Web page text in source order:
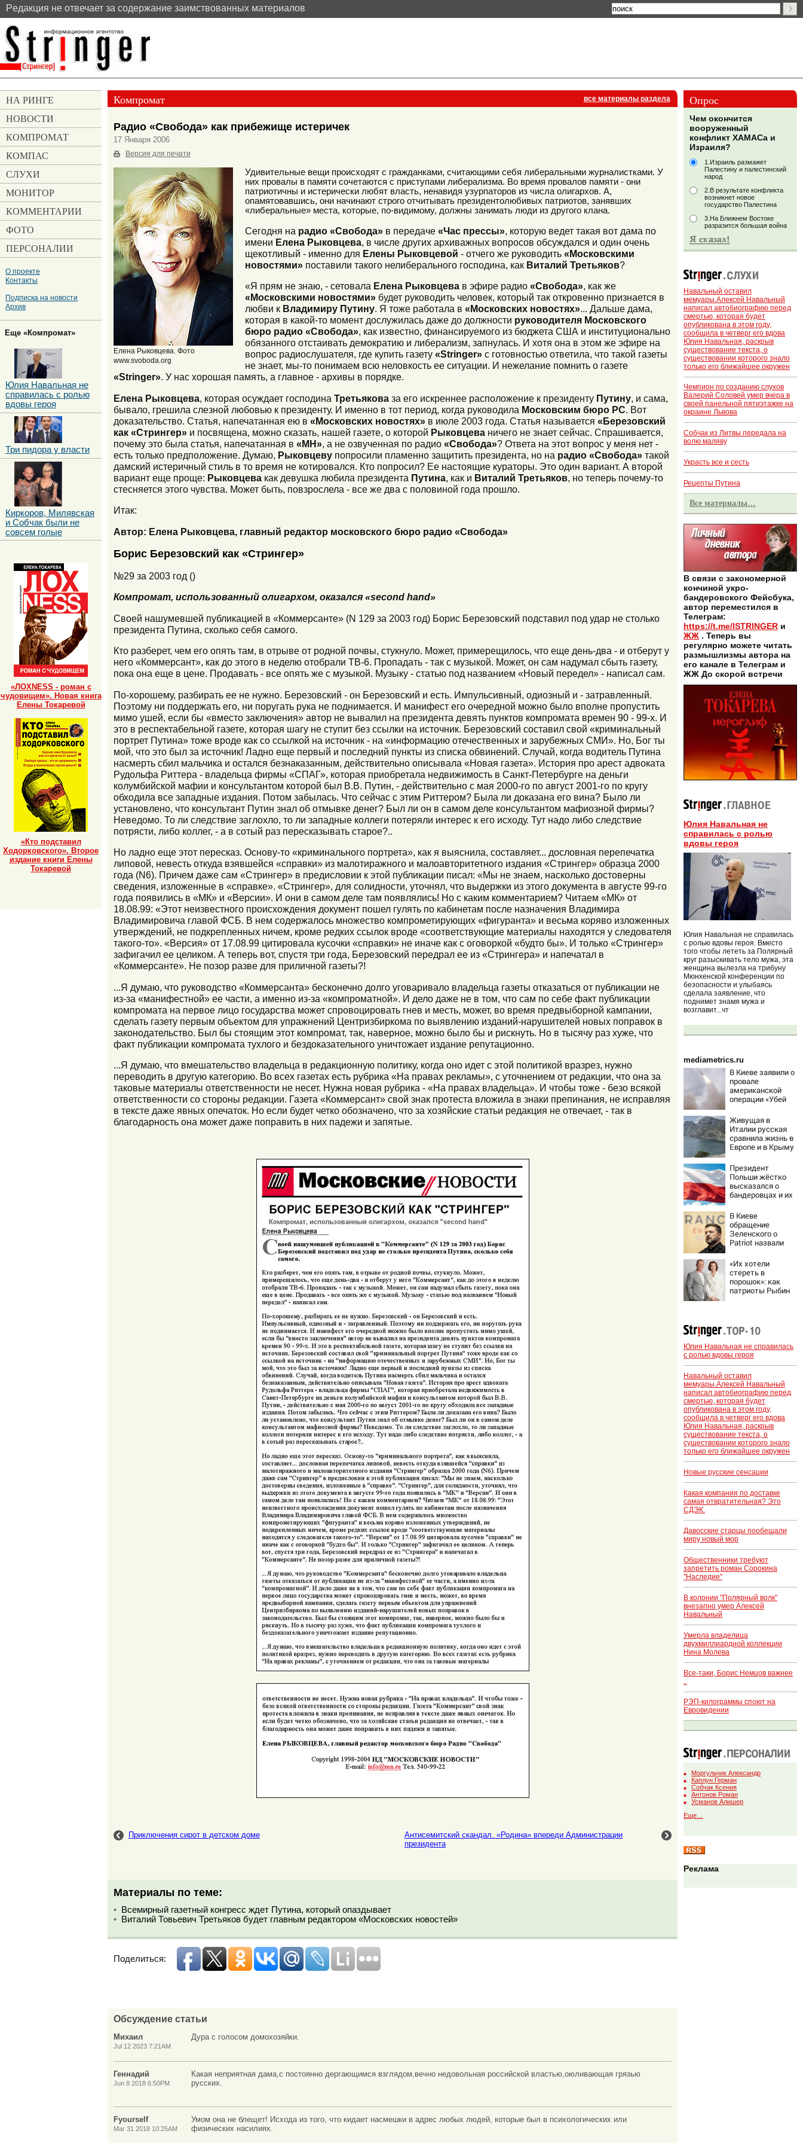
Pедакция не отвечает за содержание заимствованных материалов
Компромат все материалы раздела
Радио «Свобода» как прибежище истеричек
17 Января 2006
Версия для печати
Елена Рыковцева. Фото
www.svoboda.org
Удивительные вещи происходят с гражданками, считающими себя либеральными журналистками. У
них провалы в памяти сочетаются с приступами либерализма. Во время провалов памяти - они
патриотичны и истерически любят власть, ненавидя узурпаторов из числа олигархов. А,
опамятовавшись, они начинают строго отчитывать президентолюбивых патриотов, занявших
«либеральные» места, которые, по-видимому, должны занимать люди из другого клана.
Сегодня на радио «Свобода» в передаче «Час прессы», которую ведет такая вот дама по
имени Елена Рыковцева, в числе других архиважных вопросов обсуждался и один очень
щекотливый - именно для Елены Рыковцевой - отчего же руководить «Московскими
новостями» поставили такого нелиберального господина, как Виталий Третьяков?
«Я прям не знаю, - сетовала Елена Рыковцева в эфире радио «Свобода», как же
«Московскими новостями» будет руководить человек, который так откровенно признается в
любви к Владимиру Путину. Я тоже работала в «Московских новостях»... Дальше дама,
которая в какой-то момент дослужилась даже до должности руководителя Московского
бюро радио «Свобода», как известно, финансируемого из бюджета США и институционально
обязанного отстаивать демократию и либерализм, запнулась. И хотя она в этом же эфире на
вопрос радиослушателя, где купить газету «Stringer» с готовностью ответила, что такой газеты
не знает, мы-то понимаем всю неловкость ее ситуации. И нежелание помнить о газете
«Stringer». У нас хорошая память, а главное - архивы в порядке.
Елена Рыковцева, которая осуждает господина Третьякова за его искреннее расположение к президенту Путину, и сама,
бывало, грешила слезной любовью к президенту. И именно в тот период, когда руководила Московским бюро РС. Вот
доказательство. Статья, напечатанная ею в «Московских новостях» в июле 2003 года. Статья называется «Березовский
как «Стрингер» и посвящена, можно сказать, нашей газете, о которой Рыковцева ничего не знает сейчас. Спрашивается,
почему это была статья, напечатанная в «МН», а не озвученная по радио «Свобода»? Ответа на этот вопрос у меня нет -
есть только предположение. Думаю, Рыковцеву попросили пламенно защитить президента, но на радио «Свобода» такой
дамский истеричный стиль в то время не котировался. Кто попросил? Ее настоящие кураторы. Это один вариант. А второй
вариант еще проще: Рыковцева как девушка любила президента Путина, как и Виталий Третьяков, но теперь почему-то
стесняется этого чувства. Может быть, повзрослела - все же два с половиной года прошло.
Итак:
Автор: Елена Рыковцева, главный редактор московского бюро радио «Свобода»
Борис Березовский как «Стрингер»
№29 за 2003 год ()
Компромат, использованный олигархом, оказался «second hand»
Своей нашумевшей публикацией в «Коммерсанте» (N 129 за 2003 год) Борис Березовский подставил под удар не столько
президента Путина, сколько себя самого.
Кто разберет, чем его опять там, в отрыве от родной почвы, стукнуло. Может, примерещилось, что еще день-два - и отберут у
него «Коммерсант», как до этого в неделю отобрали ТВ-6. Пропадать - так с музыкой. Может, он сам надумал сбыть газету,
пока она еще в цене. Продавать - все опять же с музыкой. Музыку - статью под названием «Новый передел» - написал сам.
По-хорошему, разбирать ее не нужно. Березовский - он Березовский и есть. Импульсивный, одиозный и - затравленный.
Поэтому ни поддержать его, ни поругать рука не поднимается. И манифест его очередной можно было вполне пропустить
мимо ушей, если бы «вместо заключения» автор не вывалил на президента девять пунктов компромата времен 90 - 99-х. И
это в респектабельной газете, которая шагу не ступит без ссылки на источник. Березовский составил свой «криминальный
портрет Путина» тоже вроде как со ссылкой на источник - на «информацию отечественных и зарубежных СМИ». Но, Бог ты
мой, что это был за источник! Ладно еще первый и последний пункты из списка обвинений. Случай, когда водитель Путина
насмерть сбил мальчика и остался безнаказанным, действительно описывала «Новая газета». История про арест адвоката
Рудольфа Риттера - владельца фирмы «СПАГ», которая приобретала недвижимость в Санкт-Петербурге на деньги
колумбийской мафии и консультантом которой был В.В. Путин, - действительно с мая 2000-го по август 2001-го по кругу
обходила все западные издания. Потом забылась. Что сейчас с этим Риттером? Была ли доказана его вина? Было ли
установлено, что консультант Путин знал об отмывке денег? Был ли он в самом деле консультантом мафиозной фирмы?
Неведомо. То ли следствие заглохло, то ли западные коллеги потеряли интерес к его исходу. Тут надо либо следствие
потрясти, либо коллег, - а в сотый раз пересказывать старое?..
Но ладно еще этот пересказ. Основу-то «криминального портрета», как я выяснила, составляет... дословная перепечатка
липовой, невесть откуда взявшейся «справки» из малотиражного и малоавторитетного издания «Стрингер» образца 2000
года (N6). Причем даже сам «Стрингер» в предисловии к этой публикации писал: «Мы не знаем, насколько достоверны
сведения, изложенные в «справке». «Стрингер», для солидности, уточнял, что выдержки из этого документа в августе 99-го
года появились в «МК» и «Версии». И они в самом деле там появлялись! Но с каким комментарием? Читаем «МК» от
18.08.99: «Этот неизвестного происхождения документ пошел гулять по кабинетам после назначения Владимира
Владимировича главой ФСБ. В нем содержалось множество компрометирующих «фигуранта» и весьма коряво изложенных
утверждений, не подкрепленных ничем, кроме редких ссылок вроде «соответствующие материалы находятся у следователя
такого-то». «Версия» от 17.08.99 цитировала кусочки «справки» не иначе как с оговоркой «будто бы». И только «Стрингер»
зафигачил ее целиком. А теперь вот, спустя три года, Березовский передрал ее из «Стрингера» и напечатал в
«Коммерсанте». Не позор разве для приличной газеты?!
...Я думаю, что руководство «Коммерсанта» бесконечно долго уговаривало владельца газеты отказаться от публикации не
из-за «манифестной» ее части, а именно из-за «компроматной». И дело даже не в том, что сам по себе факт публикации
компромата на первое лицо государства может спровоцировать гнев и месть, может, во время предвыборной кампании,
сделать газету первым объектом для упражнений Центризбиркома по выявлению изданий-нарушителей новых поправок в
законодательство. Был бы стоящим этот компромат, так, наверное, можно было бы и рискнуть. Но в тысячу раз хуже, что
факт публикации компромата тухлого и бездоказательного уничтожает издание репутационно.
...Я думаю, что вмешательство владельца в редакционную политику, когда оно идет с этой политикой вразрез, нужно
переводить в другую категорию. Во всех газетах есть рубрика «На правах рекламы», с уточнением от редакции, что она за
таковые материалы ответственности не несет. Нужна новая рубрика - «На правах владельца». И чтобы тоже - безо всякой
ответственности со стороны редакции. Газета «Коммерсант» свой знак протеста вложила в знаки препинания, не исправляя
в тексте даже явных опечаток. Но если будет четко обозначено, что за хозяйские статьи редакция не отвечает, - так в
благодарность она может даже поправить в них падежи и запятые.
Приключения сирот в детском доме
Антисемитский скандал. «Родина» впереди Администрации
президента
Материалы по теме:
Всемирный газетный конгресс ждет Путина, который опаздывает
Виталий Товьевич Третьяков будет главным редактором «Московских новостей»
Поделиться:
Обсуждение статьи
Михаил
Jul 12 2023 7:21AM
Дура с голосом домохозяйки.
Геннадий
Jun 8 2018 6:50PM
Какая неприятная дама,с постоянно дергающимся взглядом,вечно недовольная российской властью,оюливающая грязью
русских.
Fyourself
Mar 31 2018 10:25AM
Умом она не блещет! Исхода из того, что кидает насмешки в адрес любых людей, которые был в психологических или
физических насилиях.
Опрос
Чем окончится
вооруженный
конфликт ХАМАСа и
Израиля?
1.Израиль размажет
Палестину и палестинский
народ
2.В результате конфликта
возникнет новое
государство Палестина
3.На Ближнем Востоке
разразится большая война
Навальный оставил
мемуары.Алексей Навальный
написал автобиографию перед
смертью, которая будет
опубликована в этом году,
сообщила в четверг его вдова
Юлия Навальная, раскрыв
существование текста, о
существовании которого знало
только его ближайшее окружен
Чемпион по созданию слухов
Валерий Соловей умер вчера в
своей панельной пятиэтажке на
окраине Львова
Собчак из Литвы передала на
волю маляву
Украсть все и сесть
Рецепты Путина
Все материалы…
В связи с закономерной
кончиной укро-
бандеровского Фейсбука,
автор переместился в
Телеграм:
https://t.me/ISTRINGER и
ЖЖ . Теперь вы
регулярно можете читать
размышлизмы автора на
его канале в Телеграм и
ЖЖ До скорой встречи
Юлия Навальная не
справилась с ролью
вдовы героя
Юлия Навальная не справилась
с ролью вдовы героя. Вместо
того чтобы лететь за Полярный
круг разыскивать тело мужа, эта
женщина вылезла на трибуну
Мюнхенской конференции по
безопасности и улыбаясь
сделала заявление, что
поднимет знамя мужа и
возглавит...чт
mediametrics.ru
В Киеве заявили о
провале
американской
операции «Убей
России
Живущая в
Италии русская
сравнила жизнь в
Европе и в Крыму
Президент
Польши жёстко
высказался о
бандеровцах и их
В Киеве
обращение
Зеленского о
Patriot назвали
«Их хотели
стереть в
порошок»: как
патриоты Рыбин
бизу»
Юлия Навальная не справилась
с ролью вдовы героя
Навальный оставил
мемуары.Алексей Навальный
написал автобиографию перед
смертью, которая будет
опубликована в этом году,
сообщила в четверг его вдова
Юлия Навальная, раскрыв
существование текста, о
существовании которого знало
только его ближайшее окружен
Новые русские сенсации
Какая компания по доставке
самая отвратительная? Это
СДЭК.
Давосские старцы пообещали
миру новый мор
Общественники требуют
запретить роман Сорокина
"Наследие"
В колонии "Полярный волк"
внезапно умер Алексей
Навальный
Умерла владелица
двухмиллиардной коллекции
Нина Молева
Все-таки, Борис Немцов важнее
РЭП-килограммы споют на
Евровидении
Моргульчик Александр
Каплун Герман
Собчак Ксения
Антонов Роман
Усманов Алишер
Еще…
Реклама
НА РИНГЕ
НОВОСТИ
КОМПРОМАТ
КОМПАС
СЛУХИ
МОНИТОР
КОММЕНТАРИИ
ФОТО
ПЕРСОНАЛИИ
О проекте
Контакты
Подписка на новости
Архив
Еще «Компромат»
Юлия Навальная не
справилась с ролью
вдовы героя
Три пидора у власти
Киркоров, Милявская
и Собчак были не
совсем голые
«ЛОХNESS - роман с
чудовищем». Новая книга
Елены Токаревой
«Кто подставил
Ходорковского». Второе
издание книги Елены
Токаревой